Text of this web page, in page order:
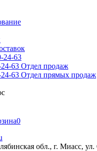
24-63
63 Отдел продаж
63 Отдел прямых продаж
0
обл., г. Миасс, ул.